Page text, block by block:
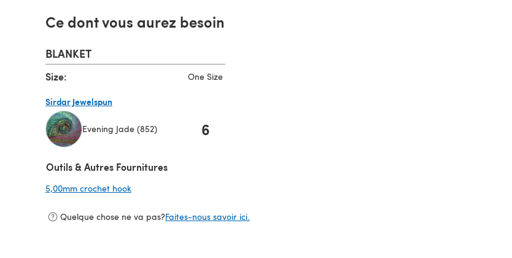
Ce dont vous aurez besoin
BLANKET
Size: One Size
Sirdar Jewelspun
Evening Jade (852) 6
Outils & Autres Fournitures
5,00mm crochet hook
Quelque chose ne va pas?Faites-nous savoir ici.